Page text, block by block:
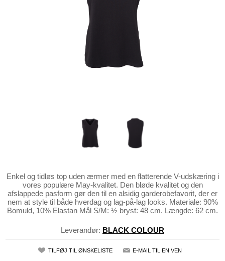
Enkel og tidløs top uden ærmer med en flatterende V-udskæring i
vores populære May-kvalitet. Den bløde kvalitet og den
afslappede pasform gør den til en alsidig garderobefavorit, der er
nem at style til både hverdag og lag-på-lag looks. Materiale: 90%
Bomuld, 10% Elastan Mål S/M: ½ bryst: 48 cm. Længde: 62 cm.
Leverandør: BLACK COLOUR
TILFØJ TIL ØNSKELISTE E-MAIL TIL EN VEN